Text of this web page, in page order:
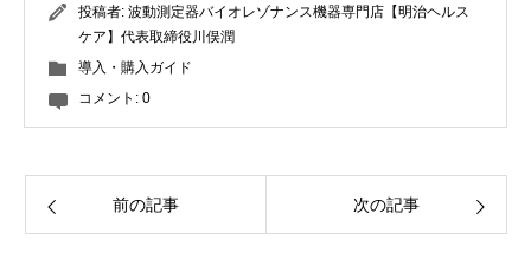
投稿者: 波動測定器バイオレゾナンス機器専門店【明治ヘルス
ケア】代表取締役川俣潤
導入・購入ガイド
コメント: 0
前の記事 次の記事